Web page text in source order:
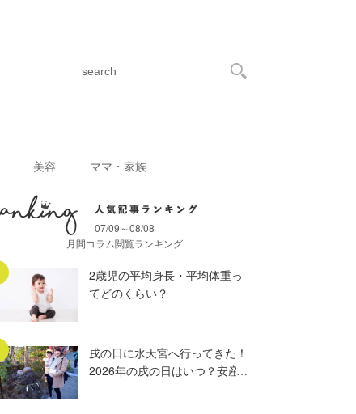
美容 ママ・家族
月間人気記事ランキング
07/09～08/08
月間コラム閲覧ランキング
2歳児の平均身長・平均体重っ
てどのくらい？
戌の日に水天宮へ行ってきた！
2026年の戌の日はいつ？安産